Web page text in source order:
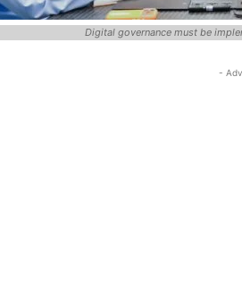
Digital governance must be
-